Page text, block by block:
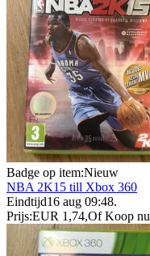
Badge op item:Nieuw
NBA 2K15 till Xbox 360
Eindtijd16 aug 09:48.
Prijs:EUR 1,74,Of Koop nu